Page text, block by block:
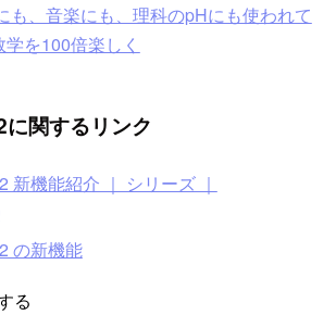
も、音楽にも、理科のpHにも使われて
を100倍楽しく
関するリンク
新機能紹介 ｜ シリーズ ｜
の新機能
る